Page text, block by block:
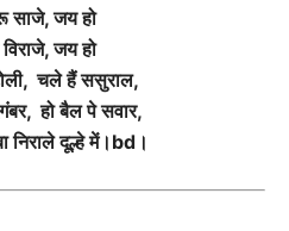
साजे, जय हो
जय हो
चले हैं ससुराल,
हो बैल पे सवार,
निराले दूल्हे में।bd।